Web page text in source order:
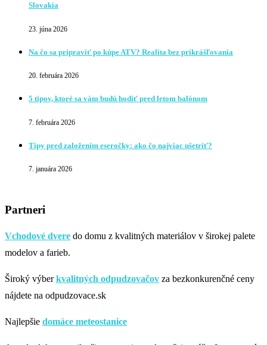
Slovakia
23. júna 2026
Na čo sa pripraviť po kúpe ATV? Realita bez prikrášľovania
20. februára 2026
5 tipov, ktoré sa vám budú hodiť pred letom balónom
7. februára 2026
Tipy pred založením eseročky: ako čo najviac ušetriť?
7. januára 2026
Partneri
Vchodové dvere do domu z kvalitných materiálov v širokej palete
modelov a farieb.
Široký výberkvalitných odpudzovačov za bezkonkurenčné ceny
nájdete na odpudzovace.sk
Najlepšie domáce meteostanice